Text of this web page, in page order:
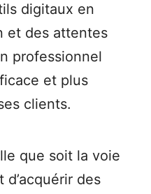
digitaux en
et des attentes
professionnel
et plus
clients.
que soit la voie
d’acquérir des